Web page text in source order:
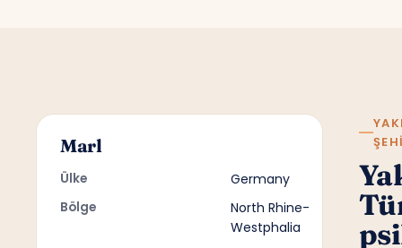
Marl
Ülke Germany
Bölge
North Rhine-
Westphalia